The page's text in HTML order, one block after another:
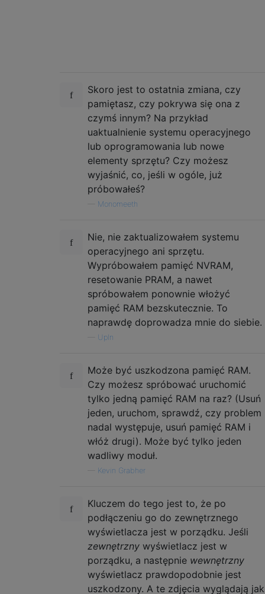
Skoro jest to ostatnia zmiana, czy
pamiętasz, czy pokrywa się ona z
czymś innym? Na przykład
uaktualnienie systemu operacyjnego
lub oprogramowania lub nowe
elementy sprzętu? Czy możesz
wyjaśnić, co, jeśli w ogóle, już
próbowałeś?
Monomeeth
Nie, nie zaktualizowałem systemu
operacyjnego ani sprzętu.
Wypróbowałem pamięć NVRAM,
resetowanie PRAM, a nawet
spróbowałem ponownie włożyć
pamięć RAM bezskutecznie. To
naprawdę doprowadza mnie do siebie.
UpIn
Może być uszkodzona pamięć RAM.
Czy możesz spróbować uruchomić
tylko jedną pamięć RAM na raz? (Usuń
jeden, uruchom, sprawdź, czy problem
nadal występuje, usuń pamięć RAM i
włóż drugi). Może być tylko jeden
wadliwy moduł.
Kevin Grabher
Kluczem do tego jest to, że po
podłączeniu go do zewnętrznego
wyświetlacza jest w porządku. Jeśli
zewnętrzny wyświetlacz jest w
porządku, a następnie wewnętrzny
wyświetlacz prawdopodobnie jest
uszkodzony. A te zdjęcia wyglądają jak